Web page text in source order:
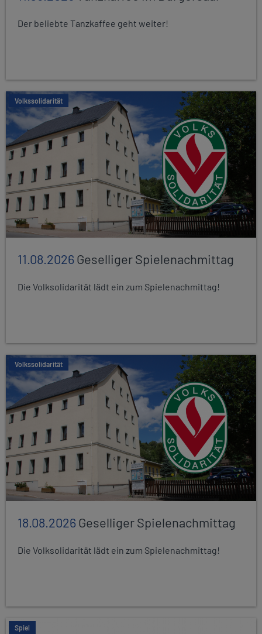
Der beliebte Tanzkaffee geht weiter!
Volkssolidarität
11.08.2026Geselliger Spielenachmittag
Die Volksolidarität lädt ein zum Spielenachmittag!
Volkssolidarität
18.08.2026Geselliger Spielenachmittag
Die Volksolidarität lädt ein zum Spielenachmittag!
Spiel